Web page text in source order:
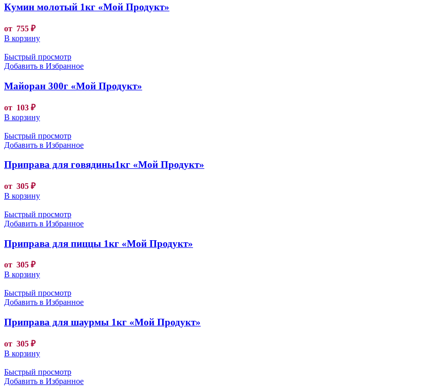
Кумин молотый 1кг «Мой Продукт»
от 755 ₽
В корзину
Быстрый просмотр
Добавить в Избранное
Майоран 300г «Мой Продукт»
от 103 ₽
В корзину
Быстрый просмотр
Добавить в Избранное
Приправа для говядины1кг «Мой Продукт»
от 305 ₽
В корзину
Быстрый просмотр
Добавить в Избранное
Приправа для пиццы 1кг «Мой Продукт»
от 305 ₽
В корзину
Быстрый просмотр
Добавить в Избранное
Приправа для шаурмы 1кг «Мой Продукт»
от 305 ₽
В корзину
Быстрый просмотр
Добавить в Избранное